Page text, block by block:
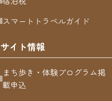
スマートトラベルガイド
サイト情報
まち歩き・体験プログラム掲
載申込